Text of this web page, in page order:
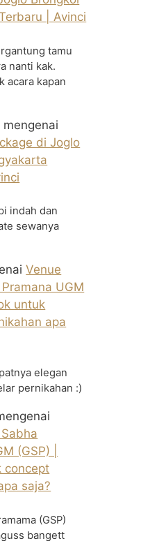
| Avinci
tamu
nanti kak.
acara kapan
mengenai
di Joglo
indah dan
sewanya
Venue
UGM
untuk
apa
elegan
pernikahan :)
(GSP) |
concept
saja?
(GSP)
bangett